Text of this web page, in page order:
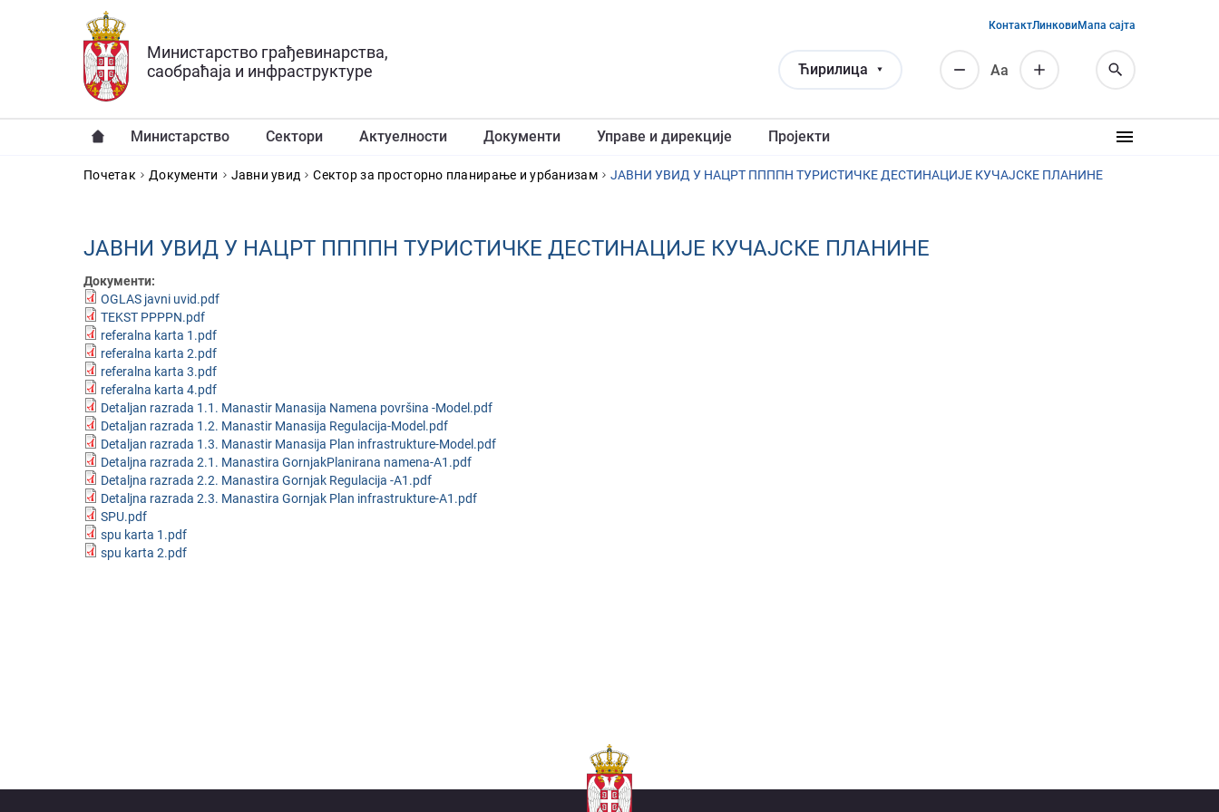
Прескочи на главни део садржаја
Министарство грађевинарства,
саобраћаја и инфраструктуре
Ћирилица Аа
КонтактЛинковиМапа сајта
Министарство Сектори Актуелности Документи Управе и дирекције Пројекти
YOU ARE HERE
Почетак Документи Јавни увид Сектор за просторно планирање и урбанизам ЈАВНИ УВИД У НАЦРТ ППППН ТУРИСТИЧКЕ ДЕСТИНАЦИЈЕ КУЧАЈСКЕ ПЛАНИНЕ
ЈАВНИ УВИД У НАЦРТ ППППН ТУРИСТИЧКЕ ДЕСТИНАЦИЈЕ КУЧАЈСКЕ ПЛАНИНЕ
Документи:
OGLAS javni uvid.pdf
TEKST PPPPN.pdf
referalna karta 1.pdf
referalna karta 2.pdf
referalna karta 3.pdf
referalna karta 4.pdf
Detaljan razrada 1.1. Manastir Manasija Namena površina -Model.pdf
Detaljan razrada 1.2. Manastir Manasija Regulacija-Model.pdf
Detaljan razrada 1.3. Manastir Manasija Plan infrastrukture-Model.pdf
Detaljna razrada 2.1. Manastira GornjakPlanirana namena-A1.pdf
Detaljna razrada 2.2. Manastira Gornjak Regulacija -A1.pdf
Detaljna razrada 2.3. Manastira Gornjak Plan infrastrukture-A1.pdf
SPU.pdf
spu karta 1.pdf
spu karta 2.pdf